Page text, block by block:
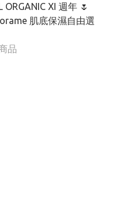
ORGANIC XI 週年 🌷
肌底保濕自由選
品